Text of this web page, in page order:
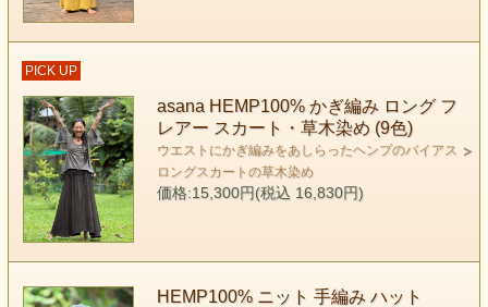
PICK UP
asana HEMP100% かぎ編み ロング フ
レアー スカート・草木染め (9色)
ウエストにかぎ編みをあしらったヘンプのバイアス
ロングスカートの草木染め
価格:15,300円(税込 16,830円)
HEMP100% ニット 手編み ハット